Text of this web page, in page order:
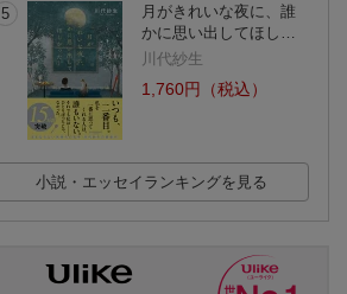
5
月がきれいな夜に、誰
かに思い出してほし…
川代紗生
1,760円（税込）
小説・エッセイランキングを見る